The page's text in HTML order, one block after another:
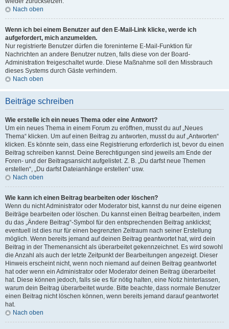
Nach oben
Wenn ich bei einem Benutzer auf den E-Mail-Link klicke, werde ich
aufgefordert, mich anzumelden.
Nur registrierte Benutzer dürfen die foreninterne E-Mail-Funktion für
Nachrichten an andere Benutzer nutzen, falls diese von der Board-
Administration freigeschaltet wurde. Diese Maßnahme soll den Missbrauch
dieses Systems durch Gäste verhindern.
Nach oben
Beiträge schreiben
Wie erstelle ich ein neues Thema oder eine Antwort?
Um ein neues Thema in einem Forum zu eröffnen, musst du auf „Neues
Thema“ klicken. Um auf einen Beitrag zu antworten, musst du auf „Antworten“
klicken. Es könnte sein, dass eine Registrierung erforderlich ist, bevor du einen
Beitrag schreiben kannst. Deine Berechtigungen sind jeweils am Ende der
Foren- und der Beitragsansicht aufgelistet. Z. B. „Du darfst neue Themen
erstellen“, „Du darfst Dateianhänge erstellen“ usw.
Nach oben
Wie kann ich einen Beitrag bearbeiten oder löschen?
Wenn du nicht Administrator oder Moderator bist, kannst du nur deine eigenen
Beiträge bearbeiten oder löschen. Du kannst einen Beitrag bearbeiten, indem
du das „Ändere Beitrag“-Symbol für den entsprechenden Beitrag anklickst;
eventuell ist dies nur für einen begrenzten Zeitraum nach seiner Erstellung
möglich. Wenn bereits jemand auf deinen Beitrag geantwortet hat, wird dein
Beitrag in der Themenansicht als überarbeitet gekennzeichnet. Es wird sowohl
die Anzahl als auch der letzte Zeitpunkt der Bearbeitungen angezeigt. Dieser
Hinweis erscheint nicht, wenn noch niemand auf deinen Beitrag geantwortet
hat oder wenn ein Administrator oder Moderator deinen Beitrag überarbeitet
hat. Diese können jedoch, falls sie es für nötig halten, eine Notiz hinterlassen,
warum dein Beitrag überarbeitet wurde. Bitte beachte, dass normale Benutzer
einen Beitrag nicht löschen können, wenn bereits jemand darauf geantwortet
hat.
Nach oben